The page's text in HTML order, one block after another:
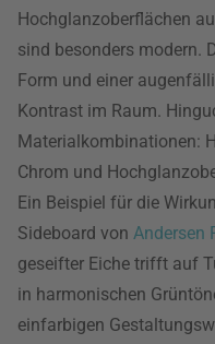
Hochglanzoberflächen
sind besonders modern.
Form und einer
Kontrast im Raum.
Materialkombinationen:
Chrom und
Ein Beispiel für die
Sideboard von Andersen
geseifter Eiche trifft auf
in harmonischen
einfarbigen